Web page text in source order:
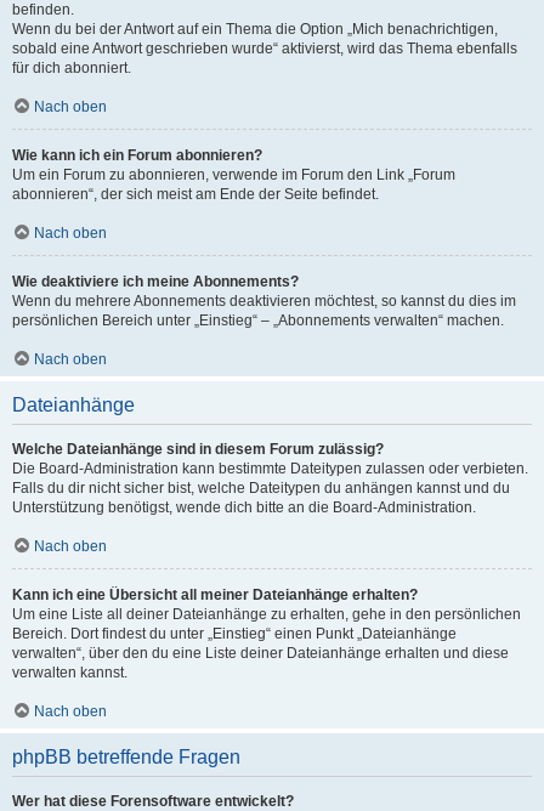
befinden.
Wenn du bei der Antwort auf ein Thema die Option „Mich benachrichtigen,
sobald eine Antwort geschrieben wurde“ aktivierst, wird das Thema ebenfalls
für dich abonniert.
Nach oben
Wie kann ich ein Forum abonnieren?
Um ein Forum zu abonnieren, verwende im Forum den Link „Forum
abonnieren“, der sich meist am Ende der Seite befindet.
Nach oben
Wie deaktiviere ich meine Abonnements?
Wenn du mehrere Abonnements deaktivieren möchtest, so kannst du dies im
persönlichen Bereich unter „Einstieg“ – „Abonnements verwalten“ machen.
Nach oben
Dateianhänge
Welche Dateianhänge sind in diesem Forum zulässig?
Die Board-Administration kann bestimmte Dateitypen zulassen oder verbieten.
Falls du dir nicht sicher bist, welche Dateitypen du anhängen kannst und du
Unterstützung benötigst, wende dich bitte an die Board-Administration.
Nach oben
Kann ich eine Übersicht all meiner Dateianhänge erhalten?
Um eine Liste all deiner Dateianhänge zu erhalten, gehe in den persönlichen
Bereich. Dort findest du unter „Einstieg“ einen Punkt „Dateianhänge
verwalten“, über den du eine Liste deiner Dateianhänge erhalten und diese
verwalten kannst.
Nach oben
phpBB betreffende Fragen
Wer hat diese Forensoftware entwickelt?